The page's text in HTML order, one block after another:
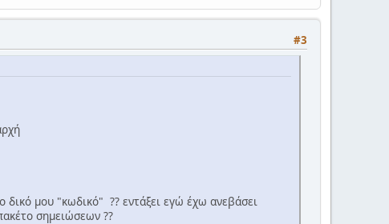
#3
δικό μου "κωδικό" ?? εντάξει εγώ έχω ανεβάσει
σημειώσεων ??